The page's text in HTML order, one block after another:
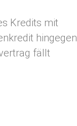
Kredits mit
hingegen
fällt